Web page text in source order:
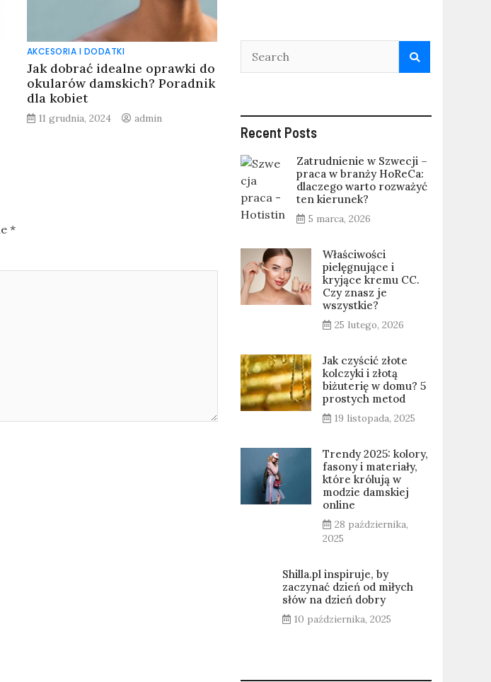
AKCESORIA I DODATKI
Jak dobrać idealne oprawki do
okularów damskich? Poradnik
dla kobiet
11 grudnia, 2024 admin
*
Recent Posts
Zatrudnienie w Szwecji –
praca w branży HoReCa:
dlaczego warto rozważyć
ten kierunek?
5 marca, 2026
Właściwości
pielęgnujące i
kryjące kremu CC.
Czy znasz je
wszystkie?
25 lutego, 2026
Jak czyścić złote
kolczyki i złotą
biżuterię w domu? 5
prostych metod
19 listopada, 2025
Trendy 2025: kolory,
fasony i materiały,
które królują w
modzie damskiej
online
28 października,
2025
Shilla.pl inspiruje, by
zaczynać dzień od miłych
słów na dzień dobry
10 października, 2025